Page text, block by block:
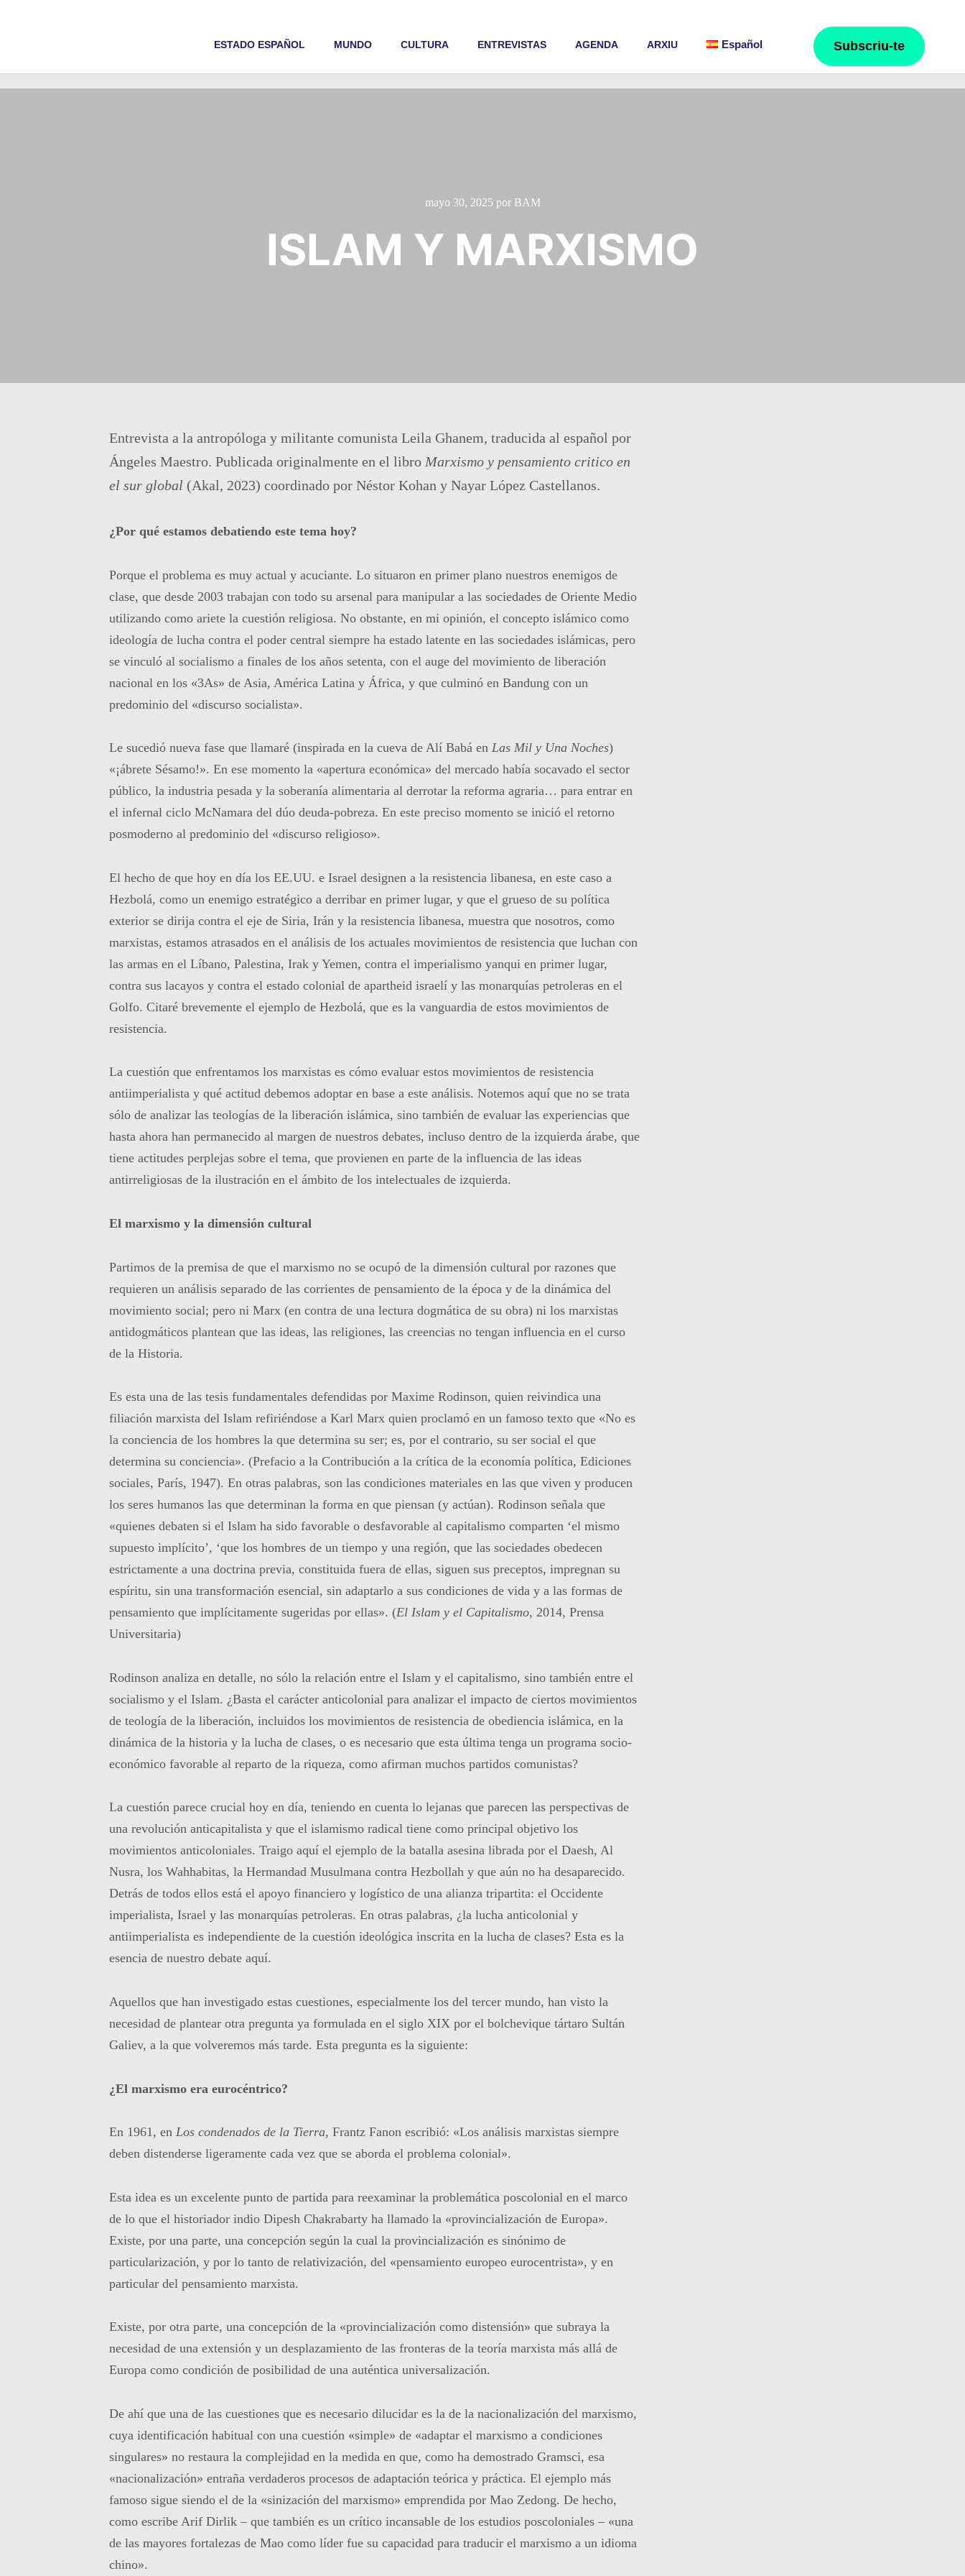
ESTADO ESPAÑOL MUNDO CULTURA ENTREVISTAS AGENDA ARXIU Español Subscriu-te
mayo 30, 2025 por BAM
ISLAM Y MARXISMO
Entrevista a la antropóloga y militante comunista Leila Ghanem, traducida al español por
Ángeles Maestro. Publicada originalmente en el libro Marxismo y pensamiento critico en
el sur global (Akal, 2023) coordinado por Néstor Kohan y Nayar López Castellanos.
¿Por qué estamos debatiendo este tema hoy?
Porque el problema es muy actual y acuciante. Lo situaron en primer plano nuestros enemigos de
clase, que desde 2003 trabajan con todo su arsenal para manipular a las sociedades de Oriente Medio
utilizando como ariete la cuestión religiosa. No obstante, en mi opinión, el concepto islámico como
ideología de lucha contra el poder central siempre ha estado latente en las sociedades islámicas, pero
se vinculó al socialismo a finales de los años setenta, con el auge del movimiento de liberación
nacional en los «3As» de Asia, América Latina y África, y que culminó en Bandung con un
predominio del «discurso socialista».
Le sucedió nueva fase que llamaré (inspirada en la cueva de Alí Babá en Las Mil y Una Noches)
«¡ábrete Sésamo!». En ese momento la «apertura económica» del mercado había socavado el sector
público, la industria pesada y la soberanía alimentaria al derrotar la reforma agraria… para entrar en
el infernal ciclo McNamara del dúo deuda-pobreza. En este preciso momento se inició el retorno
posmoderno al predominio del «discurso religioso».
El hecho de que hoy en día los EE.UU. e Israel designen a la resistencia libanesa, en este caso a
Hezbolá, como un enemigo estratégico a derribar en primer lugar, y que el grueso de su política
exterior se dirija contra el eje de Siria, Irán y la resistencia libanesa, muestra que nosotros, como
marxistas, estamos atrasados en el análisis de los actuales movimientos de resistencia que luchan con
las armas en el Líbano, Palestina, Irak y Yemen, contra el imperialismo yanqui en primer lugar,
contra sus lacayos y contra el estado colonial de apartheid israelí y las monarquías petroleras en el
Golfo. Citaré brevemente el ejemplo de Hezbolá, que es la vanguardia de estos movimientos de
resistencia.
La cuestión que enfrentamos los marxistas es cómo evaluar estos movimientos de resistencia
antiimperialista y qué actitud debemos adoptar en base a este análisis. Notemos aquí que no se trata
sólo de analizar las teologías de la liberación islámica, sino también de evaluar las experiencias que
hasta ahora han permanecido al margen de nuestros debates, incluso dentro de la izquierda árabe, que
tiene actitudes perplejas sobre el tema, que provienen en parte de la influencia de las ideas
antirreligiosas de la ilustración en el ámbito de los intelectuales de izquierda.
El marxismo y la dimensión cultural
Partimos de la premisa de que el marxismo no se ocupó de la dimensión cultural por razones que
requieren un análisis separado de las corrientes de pensamiento de la época y de la dinámica del
movimiento social; pero ni Marx (en contra de una lectura dogmática de su obra) ni los marxistas
antidogmáticos plantean que las ideas, las religiones, las creencias no tengan influencia en el curso
de la Historia.
Es esta una de las tesis fundamentales defendidas por Maxime Rodinson, quien reivindica una
filiación marxista del Islam refiriéndose a Karl Marx quien proclamó en un famoso texto que «No es
la conciencia de los hombres la que determina su ser; es, por el contrario, su ser social el que
determina su conciencia». (Prefacio a la Contribución a la crítica de la economía política, Ediciones
sociales, París, 1947). En otras palabras, son las condiciones materiales en las que viven y producen
los seres humanos las que determinan la forma en que piensan (y actúan). Rodinson señala que
«quienes debaten si el Islam ha sido favorable o desfavorable al capitalismo comparten ‘el mismo
supuesto implícito’, ‘que los hombres de un tiempo y una región, que las sociedades obedecen
estrictamente a una doctrina previa, constituida fuera de ellas, siguen sus preceptos, impregnan su
espíritu, sin una transformación esencial, sin adaptarlo a sus condiciones de vida y a las formas de
pensamiento que implícitamente sugeridas por ellas». (El Islam y el Capitalismo, 2014, Prensa
Universitaria)
Rodinson analiza en detalle, no sólo la relación entre el Islam y el capitalismo, sino también entre el
socialismo y el Islam. ¿Basta el carácter anticolonial para analizar el impacto de ciertos movimientos
de teología de la liberación, incluidos los movimientos de resistencia de obediencia islámica, en la
dinámica de la historia y la lucha de clases, o es necesario que esta última tenga un programa socio-
económico favorable al reparto de la riqueza, como afirman muchos partidos comunistas?
La cuestión parece crucial hoy en día, teniendo en cuenta lo lejanas que parecen las perspectivas de
una revolución anticapitalista y que el islamismo radical tiene como principal objetivo los
movimientos anticoloniales. Traigo aquí el ejemplo de la batalla asesina librada por el Daesh, Al
Nusra, los Wahhabitas, la Hermandad Musulmana contra Hezbollah y que aún no ha desaparecido.
Detrás de todos ellos está el apoyo financiero y logístico de una alianza tripartita: el Occidente
imperialista, Israel y las monarquías petroleras. En otras palabras, ¿la lucha anticolonial y
antiimperialista es independiente de la cuestión ideológica inscrita en la lucha de clases? Esta es la
esencia de nuestro debate aquí.
Aquellos que han investigado estas cuestiones, especialmente los del tercer mundo, han visto la
necesidad de plantear otra pregunta ya formulada en el siglo XIX por el bolchevique tártaro Sultán
Galiev, a la que volveremos más tarde. Esta pregunta es la siguiente:
¿El marxismo era eurocéntrico?
En 1961, en Los condenados de la Tierra, Frantz Fanon escribió: «Los análisis marxistas siempre
deben distenderse ligeramente cada vez que se aborda el problema colonial».
Esta idea es un excelente punto de partida para reexaminar la problemática poscolonial en el marco
de lo que el historiador indio Dipesh Chakrabarty ha llamado la «provincialización de Europa».
Existe, por una parte, una concepción según la cual la provincialización es sinónimo de
particularización, y por lo tanto de relativización, del «pensamiento europeo eurocentrista», y en
particular del pensamiento marxista.
Existe, por otra parte, una concepción de la «provincialización como distensión» que subraya la
necesidad de una extensión y un desplazamiento de las fronteras de la teoría marxista más allá de
Europa como condición de posibilidad de una auténtica universalización.
De ahí que una de las cuestiones que es necesario dilucidar es la de la nacionalización del marxismo,
cuya identificación habitual con una cuestión «simple» de «adaptar el marxismo a condiciones
singulares» no restaura la complejidad en la medida en que, como ha demostrado Gramsci, esa
«nacionalización» entraña verdaderos procesos de adaptación teórica y práctica. El ejemplo más
famoso sigue siendo el de la «sinización del marxismo» emprendida por Mao Zedong. De hecho,
como escribe Arif Dirlik – que también es un crítico incansable de los estudios poscoloniales – «una
de las mayores fortalezas de Mao como líder fue su capacidad para traducir el marxismo a un idioma
chino».